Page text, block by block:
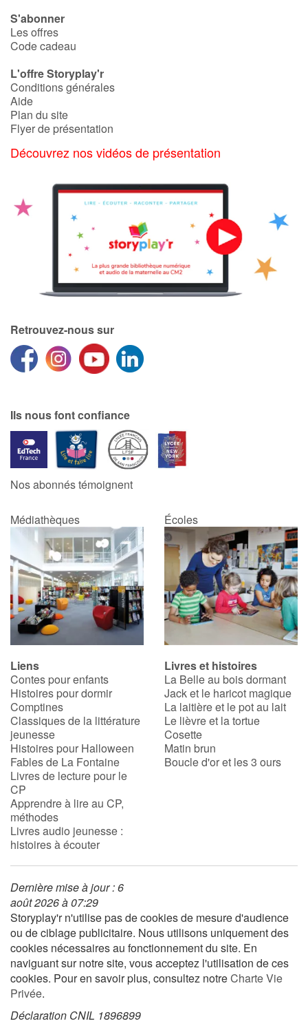
S'abonner
Les offres
Code cadeau
L'offre Storyplay'r
Conditions générales
Aide
Plan du site
Flyer de présentation
Découvrez nos vidéos de présentation
Retrouvez-nous sur
Ils nous font confiance
Nos abonnés témoignent
Médiathèques Écoles
Liens
Contes pour enfants
Histoires pour dormir
Comptines
Classiques de la littérature
jeunesse
Histoires pour Halloween
Fables de La Fontaine
Livres de lecture pour le
CP
Apprendre à lire au CP,
méthodes
Livres audio jeunesse :
histoires à écouter
Livres et histoires
La Belle au bois dormant
Jack et le haricot magique
La laitière et le pot au lait
Le lièvre et la tortue
Cosette
Matin brun
Boucle d'or et les 3 ours
Dernière mise à jour : 6
août 2026 à 07:29
Storyplay'r n'utilise pas de cookies de mesure d'audience
ou de ciblage publicitaire. Nous utilisons uniquement des
cookies nécessaires au fonctionnement du site. En
naviguant sur notre site, vous acceptez l'utilisation de ces
cookies. Pour en savoir plus, consultez notreCharte Vie
Privée.
Déclaration CNIL 1896899